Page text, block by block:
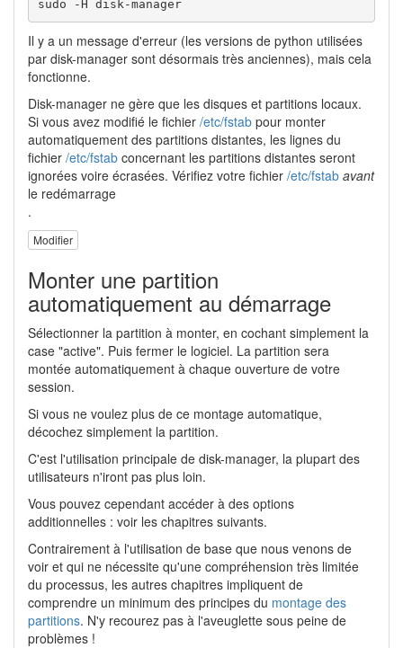
sudo -H disk-manager
Il y a un message d'erreur (les versions de python utilisées
par disk-manager sont désormais très anciennes), mais cela
fonctionne.
Disk-manager ne gère que les disques et partitions locaux.
Si vous avez modifié le fichier /etc/fstab pour monter
automatiquement des partitions distantes, les lignes du
fichier /etc/fstab concernant les partitions distantes seront
ignorées voire écrasées. Vérifiez votre fichier /etc/fstab avant
le redémarrage
.
Modifier
Monter une partition
automatiquement au démarrage
Sélectionner la partition à monter, en cochant simplement la
case "active". Puis fermer le logiciel. La partition sera
montée automatiquement à chaque ouverture de votre
session.
Si vous ne voulez plus de ce montage automatique,
décochez simplement la partition.
C'est l'utilisation principale de disk-manager, la plupart des
utilisateurs n'iront pas plus loin.
Vous pouvez cependant accéder à des options
additionnelles : voir les chapitres suivants.
Contrairement à l'utilisation de base que nous venons de
voir et qui ne nécessite qu'une compréhension très limitée
du processus, les autres chapitres impliquent de
comprendre un minimum des principes du montage des
partitions. N'y recourez pas à l'aveuglette sous peine de
problèmes !